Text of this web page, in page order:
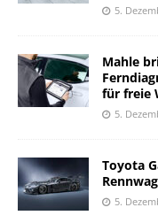
5.
Mahle
für freie
5.
Toyota
5.